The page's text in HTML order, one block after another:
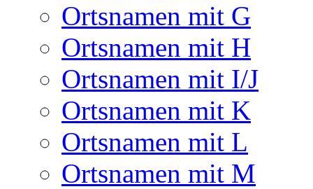
Ortsnamen mit G
Ortsnamen mit H
Ortsnamen mit I/J
Ortsnamen mit K
Ortsnamen mit L
Ortsnamen mit M